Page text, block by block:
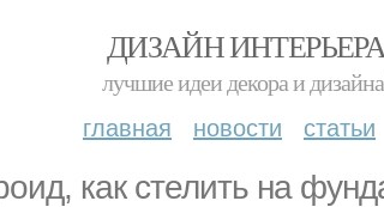
ДИЗАЙН
лучшие идеи декора и
главная новости статьи
как стелить на